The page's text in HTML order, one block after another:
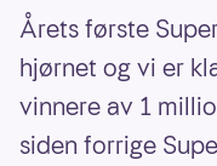
Årets første
hjørnet og vi er
vinnere av 1
siden forrige